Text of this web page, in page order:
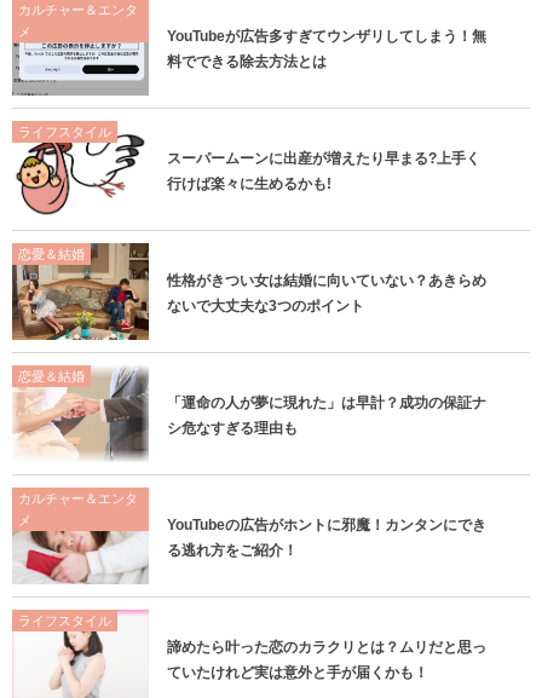
カルチャー＆エンタ
メ
YouTubeが広告多すぎてウンザリしてしまう！無
料でできる除去方法とは
ライフスタイル
スーパームーンに出産が増えたり早まる?上手く
行けば楽々に生めるかも!
恋愛＆結婚
性格がきつい女は結婚に向いていない？あきらめ
ないで大丈夫な3つのポイント
恋愛＆結婚
「運命の人が夢に現れた」は早計？成功の保証ナ
シ危なすぎる理由も
カルチャー＆エンタ
メ
YouTubeの広告がホントに邪魔！カンタンにでき
る逃れ方をご紹介！
ライフスタイル
諦めたら叶った恋のカラクリとは？ムリだと思っ
ていたけれど実は意外と手が届くかも！